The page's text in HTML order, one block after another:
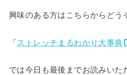
興味のある方はこちらからどう
「ストレッチまるわかり大事典
では今日も最後までお読みいた